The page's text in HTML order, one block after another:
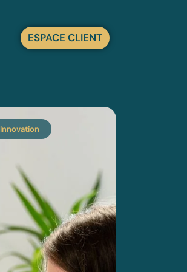
ESPACE CLIENT
Innovation